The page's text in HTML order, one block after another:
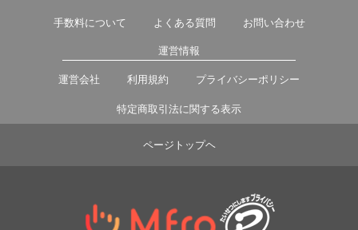
手数料について よくある質問 お問い合わせ
運営情報
運営会社 利用規約 プライバシーポリシー
特定商取引法に関する表示
ページトップヘ